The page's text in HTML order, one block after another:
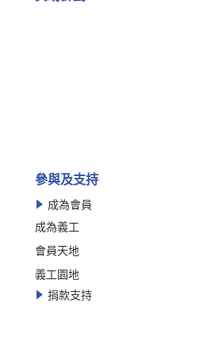
參與及支持
成為會員
成為義工
會員天地
義工園地
捐款支持